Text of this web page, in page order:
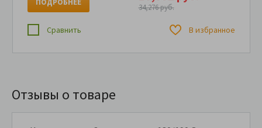
34,276 руб.
Сравнить В избранное
Отзывы о товаре